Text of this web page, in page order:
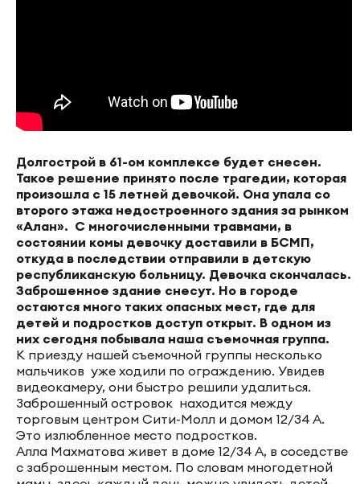
Долгострой в 61-ом комплексе будет снесен.
Такое решение принято после трагедии, которая
произошла с 15 летней девочкой. Она упала со
второго этажа недостроенного здания за рынком
«Алан». С многочисленными травмами, в
состоянии комы девочку доставили в БСМП,
откуда в последствии отправили в детскую
республиканскую больницу. Девочка скончалась.
Заброшенное здание снесут. Но в городе
остаются много таких опасных мест, где для
детей и подростков доступ открыт. В одном из
них сегодня побывала наша съемочная группа.
К приезду нашей съемочной группы несколько
мальчиков уже ходили по ограждению. Увидев
видеокамеру, они быстро решили удалиться.
Заброшенный островок находится между
торговым центром Сити-Молл и домом 12/34 А.
Это излюбленное место подростков.
Алла Махматова живет в доме 12/34 А, в соседстве
с заброшенным местом. По словам многодетной